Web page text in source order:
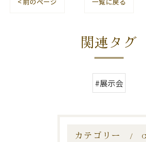
関連タグ
#展示会
カテゴリー